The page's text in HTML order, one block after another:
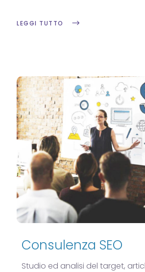
LEGGI TUTTO
Consulenza SEO
Studio ed analisi del target,